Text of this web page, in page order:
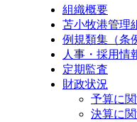
組織概要
苫小牧港管理
例規類集（条
人事・採用情
定期監査
財政状況
予算に
決算に